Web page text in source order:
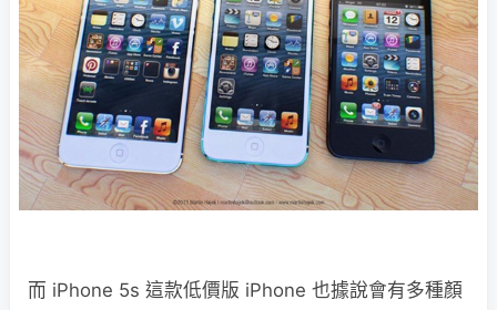
而 iPhone 5s 這款低價版 iPhone 也據說會有多種顏